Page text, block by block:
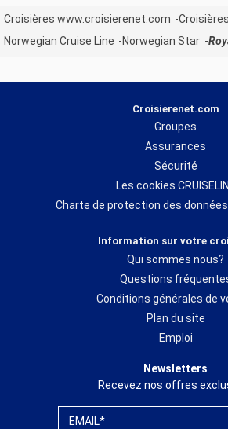
Croisières www.croisierenet.com
Norwegian Cruise Line
Norwegian Star
Croisierenet.com
Groupes
Assurances
Sécurité
Les cookies
Charte de protection des
Information sur votre
Qui sommes nous?
Questions
Conditions générales de
Plan du site
Emploi
Newsletters
Recevez nos offres
EMAIL*